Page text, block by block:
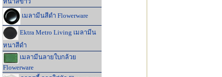
เมลามีนสีดำ Flowerware
Ektra Metro Living เมลามีน
หนาสีดำ
เมลามีนลายใบกล้วย
Flowerware